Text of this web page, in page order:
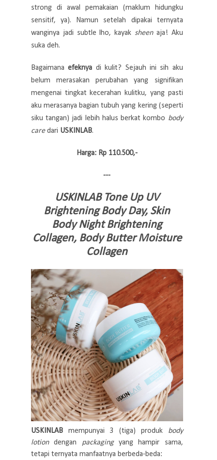
strong di awal pemakaian (maklum hidungku
sensitif, ya). Namun setelah dipakai ternyata
wanginya jadi subtle lho, kayak sheen aja! Aku
suka deh.
Bagaimanaefeknya di kulit? Sejauh ini sih aku
belum merasakan perubahan yang signifikan
mengenai tingkat kecerahan kulitku, yang pasti
aku merasanya bagian tubuh yang kering (seperti
siku tangan) jadi lebih halus berkat kombo body
caredari USKINLAB.
Harga: Rp 110.500,-
---
USKINLAB Tone Up UV
Brightening Body Day, Skin
Body Night Brightening
Collagen, Body Butter Moisture
Collagen
USKINLAB mempunyai 3 (tiga) produk body
lotiondengan packaging yang hampir sama,
tetapi ternyata manfaatnya berbeda-beda: